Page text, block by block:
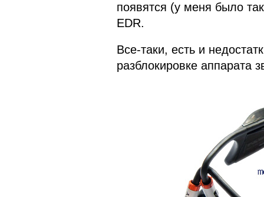
появятся (у меня было
EDR.
Все-таки, есть и
разблокировке аппарата